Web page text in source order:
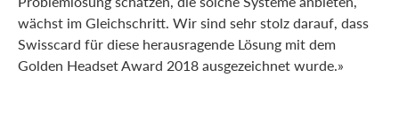
wächst im Gleichschritt. Wir sind sehr stolz darauf, dass
Swisscard für diese herausragende Lösung mit dem
Golden Headset Award 2018 ausgezeichnet wurde.»